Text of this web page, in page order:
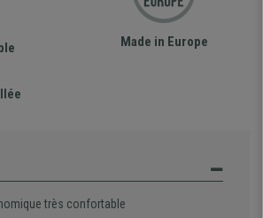
Made in Europe
très confortable